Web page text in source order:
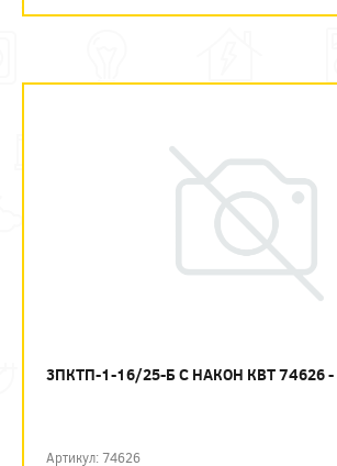
3ПКТП-1-16/25-Б С НАКОН КВТ 74626 -
Артикул: 74626